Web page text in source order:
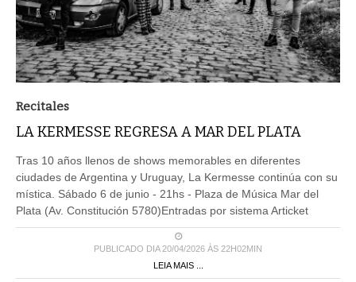
Recitales
LA KERMESSE REGRESA A MAR DEL PLATA
Tras 10 años llenos de shows memorables en diferentes
ciudades de Argentina y Uruguay, La Kermesse continúa con su
mística. Sábado 6 de junio - 21hs - Plaza de Música Mar del
Plata (Av. Constitución 5780)Entradas por sistema Articket
PUBLICADO DIA 20/04/2026 ÀS 22H02MIN
LEIA MAIS ...